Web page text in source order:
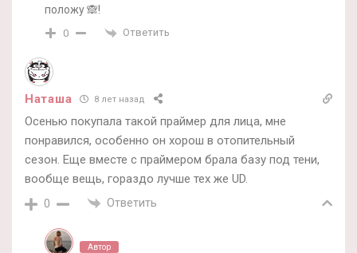
положу 🙈!
0 Ответить
Наташа 8 лет назад
Осенью покупала такой праймер для лица, мне
понравился, особенно он хорош в отопительный
сезон. Еще вместе с праймером брала базу под тени,
вообще вещь, гораздо лучше тех же UD.
0 Ответить
Автор